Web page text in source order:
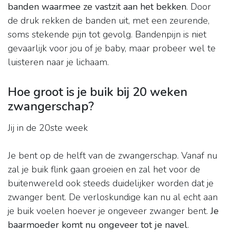
banden waarmee ze vastzit aan het bekken. Door
de druk rekken de banden uit, met een zeurende,
soms stekende pijn tot gevolg. Bandenpijn is niet
gevaarlijk voor jou of je baby, maar probeer wel te
luisteren naar je lichaam.
Hoe groot is je buik bij 20 weken
zwangerschap?
Jij in de 20ste week
Je bent op de helft van de zwangerschap. Vanaf nu
zal je buik flink gaan groeien en zal het voor de
buitenwereld ook steeds duidelijker worden dat je
zwanger bent. De verloskundige kan nu al echt aan
je buik voelen hoever je ongeveer zwanger bent.Je
baarmoeder komt nu ongeveer tot je navel.